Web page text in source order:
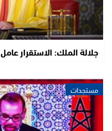
جلالة الملك: الاستقرار
مستجدات